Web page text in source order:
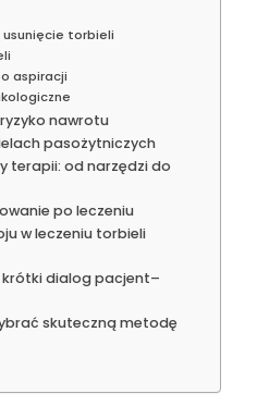
torbieli
aspiracji
nawrotu
pasożytniczych
terapii: od narzędzi do
po leczeniu
w leczeniu torbieli
dialog pacjent–
skuteczną metodę